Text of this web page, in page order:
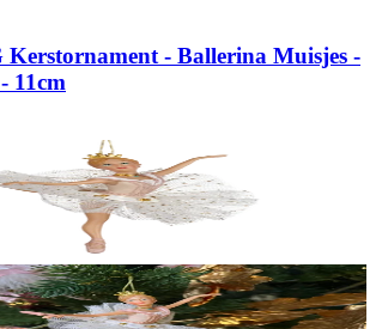
- Ballerina Muisjes -
11cm